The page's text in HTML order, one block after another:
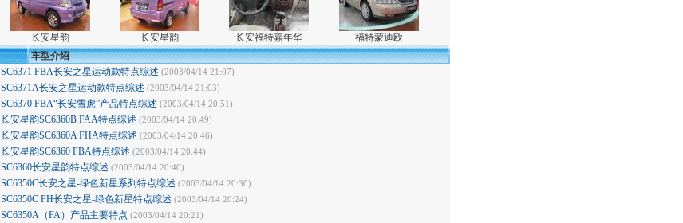
长安星韵 长安星韵 长安福特嘉年华
福特蒙迪欧
车型介绍
SC6371 FBA长安之星运动款特点综述 (2003/04/14 21:07)
SC6371A长安之星运动款特点综述 (2003/04/14 21:03)
SC6370 FBA“长安雪虎”产品特点综述 (2003/04/14 20:51)
长安星韵SC6360B FAA特点综述 (2003/04/14 20:49)
长安星韵SC6360A FHA特点综述 (2003/04/14 20:46)
长安星韵SC6360 FBA特点综述 (2003/04/14 20:44)
SC6360长安星韵特点综述 (2003/04/14 20:40)
SC6350C长安之星-绿色新星系列特点综述 (2003/04/14 20:30)
SC6350C FH长安之星-绿色新星特点综述 (2003/04/14 20:24)
SC6350A（FA）产品主要特点 (2003/04/14 20:21)